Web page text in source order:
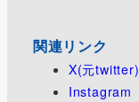
関連リンク
X(元twitter)
Instagram